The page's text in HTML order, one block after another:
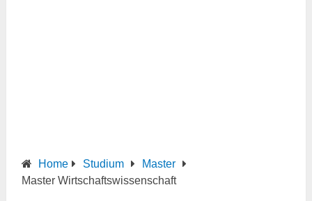
Home Studium
Master
Master Wirtschaftswissenschaft